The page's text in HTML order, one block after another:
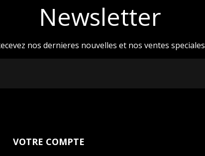
Newsletter
nos dernieres nouvelles et nos ventes speciales
VOTRE COMPTE